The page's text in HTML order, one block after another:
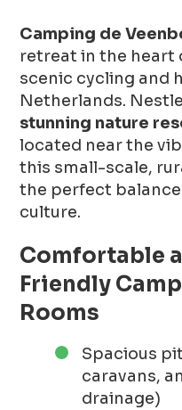
Camping de
retreat in the heart
scenic cycling and
Netherlands.
stunning nature
located near the
this small-scale,
the perfect
culture.
Comfortable
Friendly
Rooms
Spacious
caravans,
drainage)